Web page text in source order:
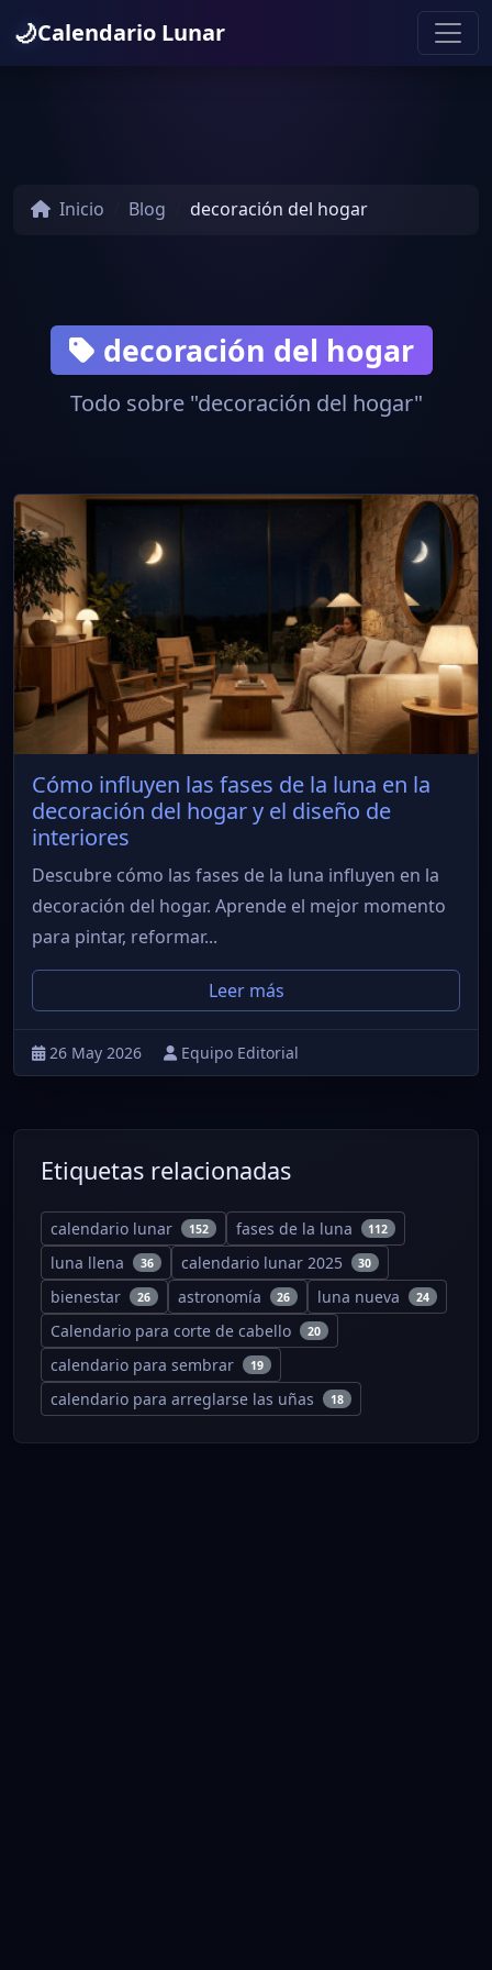
🌙Calendario Lunar
Inicio Blog decoración del hogar
decoración del hogar
Todo sobre "decoración del hogar"
Cómo influyen las fases de la luna en la
decoración del hogar y el diseño de
interiores
Descubre cómo las fases de la luna influyen en la
decoración del hogar. Aprende el mejor momento
para pintar, reformar...
Leer más
26 May 2026 Equipo Editorial
Etiquetas relacionadas
calendario lunar 152 fases de la luna 112
luna llena 36 calendario lunar 2025 30
bienestar 26 astronomía 26 luna nueva 24
Calendario para corte de cabello 20
calendario para sembrar 19
calendario para arreglarse las uñas 18